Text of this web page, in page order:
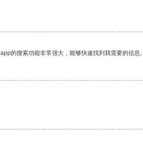
的搜索功能非常强大，能够快速找到我需要的信息。